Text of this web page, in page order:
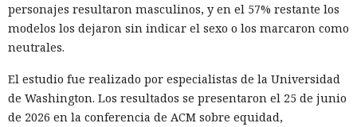
personajes resultaron masculinos, y en el 57% restante los
modelos los dejaron sin indicar el sexo o los marcaron como
neutrales.
El estudio fue realizado por especialistas de la Universidad
de Washington. Los resultados se presentaron el 25 de junio
de 2026 en la conferencia de ACM sobre equidad,